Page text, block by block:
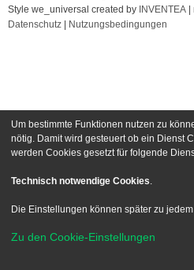
Style we_universal created by INVENTEA
Datenschutz
Nutzungsbedingungen
Um bestimmte Funktionen nutzen zu
nötig. Damit wird gesteuert ob ein Dienst
werden Cookies gesetzt für folgende
Technisch notwendige Cookies.
Die Einstellungen können später zu
Zu den Cookie-Einstellungen